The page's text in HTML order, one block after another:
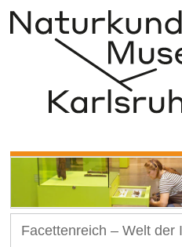
Facettenreich – Welt der